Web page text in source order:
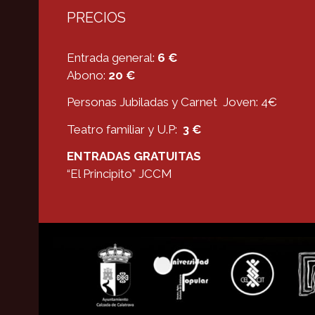
PRECIOS
Entrada general: 6 €
Abono: 20 €
Personas Jubiladas y Carnet Joven: 4€
Teatro familiar y U.P: 3 €
ENTRADAS GRATUITAS
“El Principito” JCCM